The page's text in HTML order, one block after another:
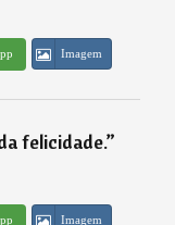
Imagem
felicidade.”
Imagem